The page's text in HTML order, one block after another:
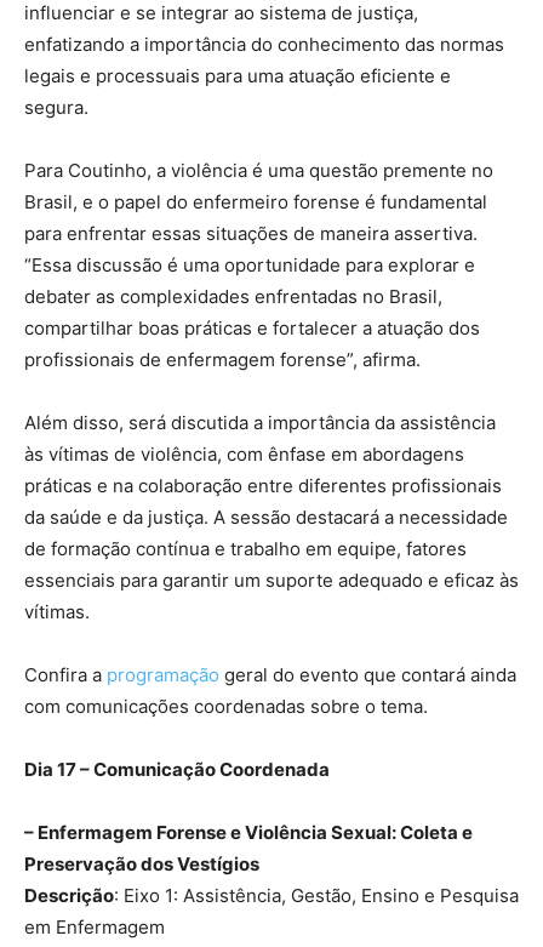
influenciar e se integrar ao sistema de justiça,
enfatizando a importância do conhecimento das normas
legais e processuais para uma atuação eficiente e
segura.
Para Coutinho, a violência é uma questão premente no
Brasil, e o papel do enfermeiro forense é fundamental
para enfrentar essas situações de maneira assertiva.
“Essa discussão é uma oportunidade para explorar e
debater as complexidades enfrentadas no Brasil,
compartilhar boas práticas e fortalecer a atuação dos
profissionais de enfermagem forense”, afirma.
Além disso, será discutida a importância da assistência
às vítimas de violência, com ênfase em abordagens
práticas e na colaboração entre diferentes profissionais
da saúde e da justiça. A sessão destacará a necessidade
de formação contínua e trabalho em equipe, fatores
essenciais para garantir um suporte adequado e eficaz às
vítimas.
Confira a programação geral do evento que contará ainda
com comunicações coordenadas sobre o tema.
Dia 17 – Comunicação Coordenada
– Enfermagem Forense e Violência Sexual: Coleta e
Preservação dos Vestígios
Descrição: Eixo 1: Assistência, Gestão, Ensino e Pesquisa
em Enfermagem